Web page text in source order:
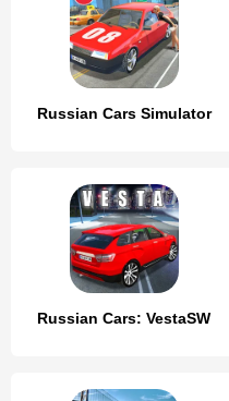
Russian Cars Simulator
Russian Cars: VestaSW